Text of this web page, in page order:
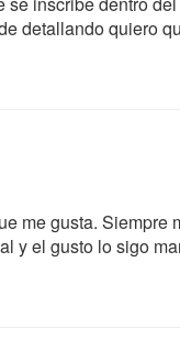
detallando quiero
me gusta. Siempre
y el gusto lo sigo